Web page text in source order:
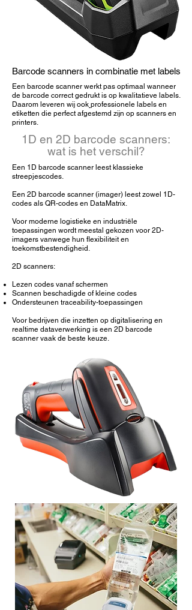
Barcode scanners in combinatie met labels
Een barcode scanner werkt pas optimaal wanneer
de barcode correct gedrukt is op kwalitatieve labels.
Daarom leveren wij ook professionele labels en
etiketten die perfect afgestemd zijn op scanners en
printers.
1D en 2D barcode scanners:
wat is het verschil?
Een 1D barcode scanner leest klassieke
streepjescodes.
Een 2D barcode scanner (imager) leest zowel 1D-
codes als QR-codes en DataMatrix.
Voor moderne logistieke en industriële
toepassingen wordt meestal gekozen voor 2D-
imagers vanwege hun flexibiliteit en
toekomstbestendigheid.
2D scanners:
Lezen codes vanaf schermen
Scannen beschadigde of kleine codes
Ondersteunen traceability-toepassingen
Voor bedrijven die inzetten op digitalisering en
realtime dataverwerking is een 2D barcode
scanner vaak de beste keuze.